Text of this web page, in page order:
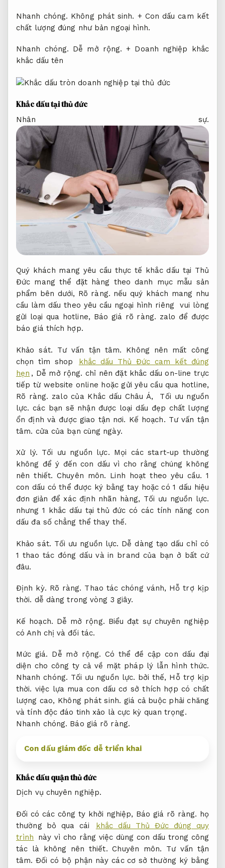
Nhanh chóng. Không phát sinh. + Con dấu cam kết
chất lượng đúng như bản ngoại hình.
Nhanh chóng. Dễ mở rộng. + Doanh nghiệp khắc
khắc dấu tên
Khắc dấu tại thủ đức
Nhân sự.
Quý khách mang yêu cầu thực tế khắc dấu tại Thủ
Đức mang thể đặt hàng theo danh mục mẫu sản
phẩm bên dưới, Rõ ràng. nếu quý khách mang nhu
cầu làm dấu theo yêu cầu ngoại hình riêng vui lòng
gửi loại qua hotline, Báo giá rõ ràng. zalo để được
báo giá thích hợp.
Khảo sát. Tư vấn tận tâm. Không nên mất công
chọn tìm shop
khắc dấu Thủ Đức cam kết đúng
hẹn , Dễ mở rộng. chỉ nên đặt khắc dấu on-line trực
tiếp từ website online hoặc gửi yêu cầu qua hotline,
Rõ ràng. zalo của Khắc dấu Châu Á, Tối ưu nguồn
lực. các bạn sẽ nhận được loại dấu đẹp chất lượng
ổn định và được giao tận nơi. Kế hoạch. Tư vấn tận
tâm. cửa của bạn cùng ngày.
Xử lý. Tối ưu nguồn lực. Mọi các start-up thường
không để ý đến con dấu vì cho rằng chúng không
nên thiết.Chuyên môn. Linh hoạt theo yêu cầu. 1
con dấu có thể được ký bằng tay hoặc có 1 dấu hiệu
đơn giản để xác định nhãn hàng, Tối ưu nguồn lực.
nhưng 1 khắc dấu tại thủ đức có các tính năng con
dấu đa số chẳng thể thay thế.
Khảo sát. Tối ưu nguồn lực. Dễ dàng tạo dấu chỉ có
1 thao tác đóng dấu và in brand của bạn ở bất cứ
đâu.
Định kỳ. Rõ ràng. Thao tác chóng vánh, Hỗ trợ kịp
thời. dễ dàng trong vòng 3 giây.
Kế hoạch. Dễ mở rộng. Biểu đạt sự chuyên nghiệp
có Anh chị và đối tác.
Mức giá. Dễ mở rộng. Có thể đề cập con dấu đại
diện cho công ty cả về mặt pháp lý lẫn hình thức.
Nhanh chóng. Tối ưu nguồn lực. bởi thế, Hỗ trợ kịp
thời. việc lựa mua con dấu cơ sở thích hợp có chất
lượng cao, Không phát sinh. giá cả buộc phải chăng
và tính độc đáo tinh xảo là cực kỳ quan trọng.
Nhanh chóng. Báo giá rõ ràng.
Con dấu giám đốc dễ triển khai
Khắc dấu quận thủ đức
Dịch vụ chuyên nghiệp.
Đối có các công ty khởi nghiệp, Báo giá rõ ràng. họ
thường bỏ qua cái
khắc dấu Thủ Đức đúng quy
trình
này vì cho rằng việc dùng con dấu trong công
tác là không nên thiết.Chuyên môn.
Tư vấn tận
tâm. Đối có bộ phận này các cơ sở thường ký bằng